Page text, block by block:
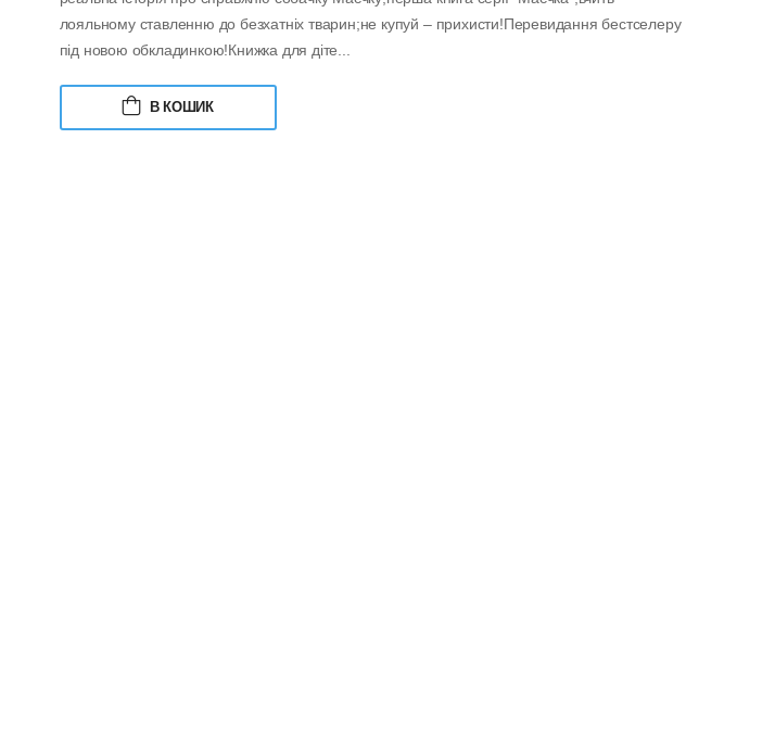
лояльному ставленню до безхатніх тварин;не купуй – прихисти!Перевидання бестселеру
під новою обкладинкою!Книжка для діте...
В КОШИК